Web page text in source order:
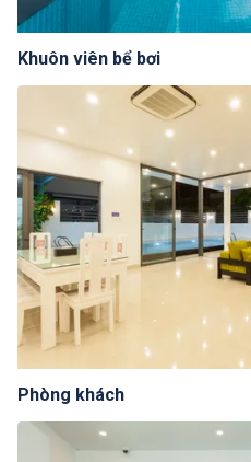
Khuôn viên bể bơi
Phòng khách